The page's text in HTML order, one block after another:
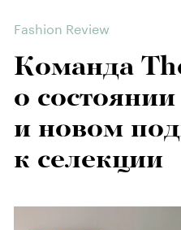
Fashion Review
Команда
о
и новом
к селекции